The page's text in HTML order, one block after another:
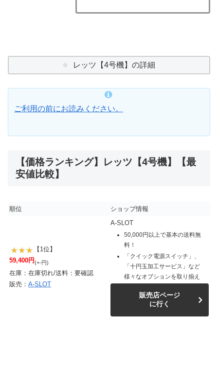
レッツ【4号機】の詳細
ご利用の前にお読みください。
【価格ランキング】レッツ【4号機】【最
安値比較】
順位 ショップ情報
【1位】
59,400円(+-円)
在庫：在庫切れ/送料：要確認
販売： A-SLOT
A-SLOT
50,000円以上で基本の送料無
料！
「クイック電源スイッチ」、
「十円玉加工サービス」など
様々なオプションを取り揃え
販売店ページ
に行く